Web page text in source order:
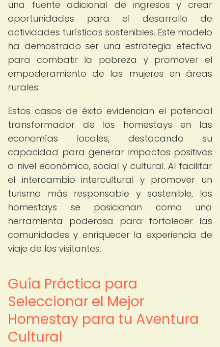
una fuente adicional de ingresos y crear
oportunidades para el desarrollo de
actividades turísticas sostenibles. Este modelo
ha demostrado ser una estrategia efectiva
para combatir la pobreza y promover el
empoderamiento de las mujeres en áreas
rurales.
Estos casos de éxito evidencian el potencial
transformador de los homestays en las
economías locales, destacando su
capacidad para generar impactos positivos
a nivel económico, social y cultural. Al facilitar
el intercambio intercultural y promover un
turismo más responsable y sostenible, los
homestays se posicionan como una
herramienta poderosa para fortalecer las
comunidades y enriquecer la experiencia de
viaje de los visitantes.
Guía Práctica para
Seleccionar el Mejor
Homestay para tu Aventura
Cultural